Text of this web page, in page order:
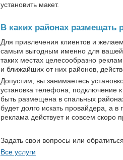
установить макет.
В каких районах размещать
Для привлечения клиентов и
самым выгодным именно для вашей
таких местах целесообразно
и ближайших от них районов,
Допустим, вы занимаетесь
установка телефона, подключение
быть размещена в спальных
будет долго искать провайдера, а
реклама действует и совсем скоро
Задать свои вопросы или
Все услуги